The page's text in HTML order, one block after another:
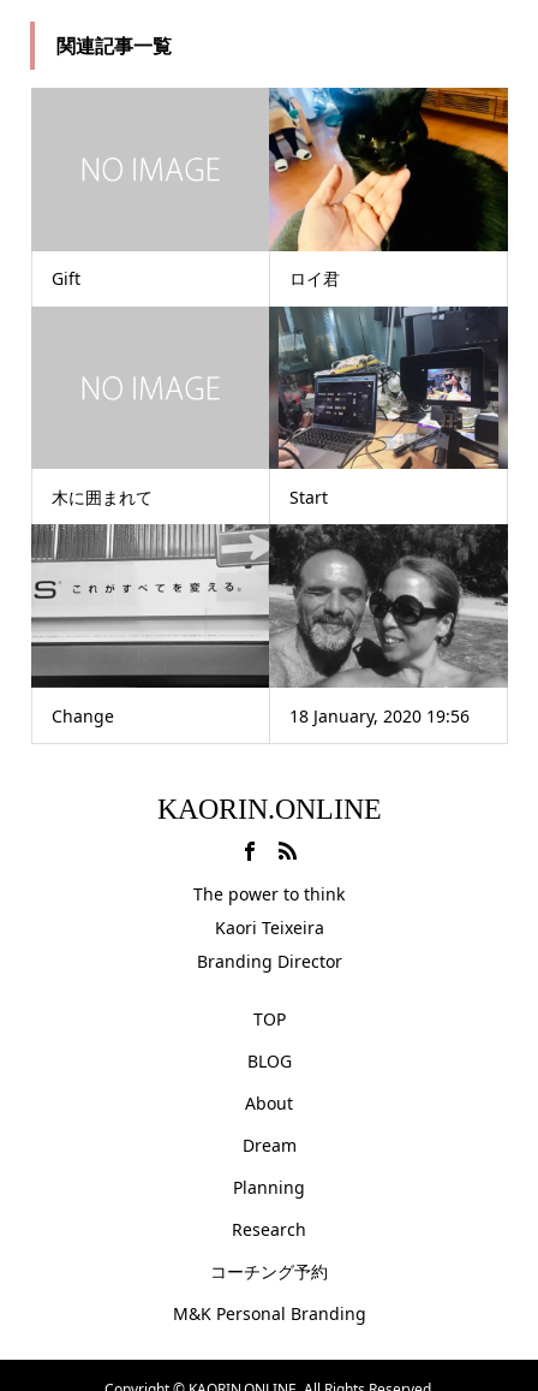
関連記事一覧
Gift ロイ君
木に囲まれて Start
Change 18 January, 2020 19:56
KAORIN.ONLINE
The power to think
Kaori Teixeira
Branding Director
TOP
BLOG
About
Dream
Planning
Research
コーチング予約
M&K Personal Branding